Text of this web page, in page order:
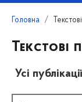
Головна
Текстові
Усі публікації